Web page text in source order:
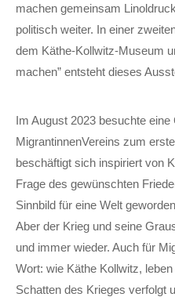
machen gemein­sam
politisch weiter. In einer
dem Käthe-Kollwitz-Museum
machen” entsteht dieses
Im August 2023 besuchte eine
MigrantinnenVereins zum
beschäftigt sich inspiriert von
Frage des ge­wünschten
Sinn­bild für eine Welt
Aber der Krieg und seine
und immer wieder. Auch für
Wort: wie Käthe Kollwitz,
Schatten des Krieges ver­folgt